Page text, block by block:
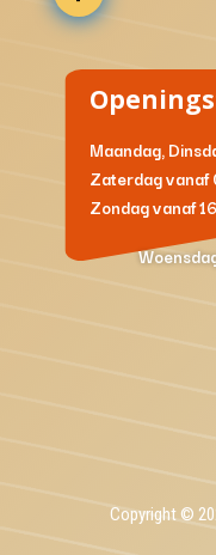
Maandag,
Zaterdagvanaf
Zondagvanaf
Copyright ©